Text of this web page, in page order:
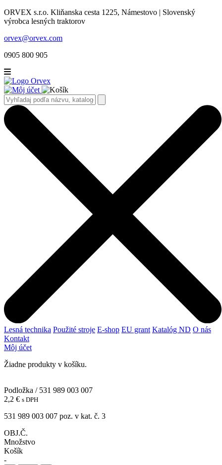
ORVEX s.r.o. Kliňanska cesta 1225, Námestovo | Slovenský
výrobca lesných traktorov
orvex@orvex.com
0905 800 905
Lesná technika Použité stroje E-shop EU grant Katalóg ND O nás
Kontakt
Môj účet
Žiadne produkty v košíku.
Podložka / 531 989 003 007
2,2 € s DPH
531 989 003 007 poz. v kat. č. 3
OBJ.Č.
Množstvo
Košík
-